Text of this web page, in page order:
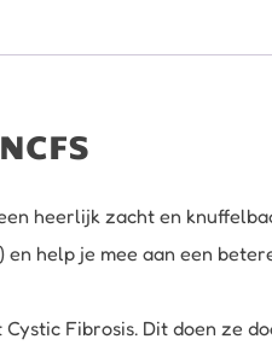
heerlijk zacht en
help je mee aan een
Fibrosis. Dit doen ze